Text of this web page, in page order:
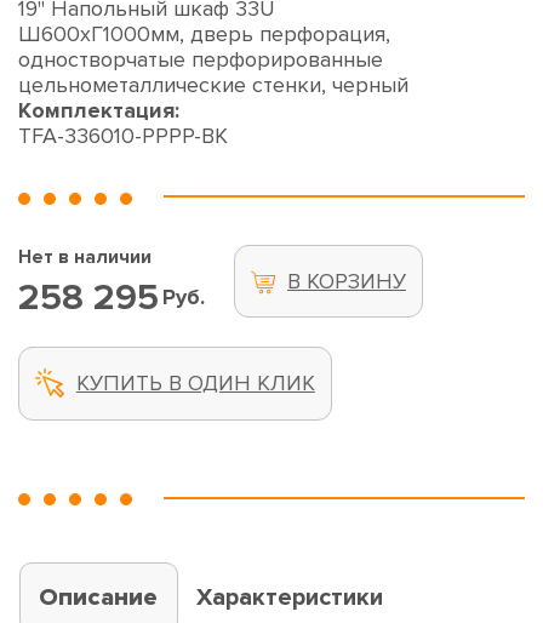
19" Напольный шкаф 33U
Ш600хГ1000мм, дверь перфорация,
одностворчатые перфорированные
цельнометаллические стенки, черный
Комплектация:
TFA-336010-PPPP-BK
Нет в наличии
258 295 Руб.
В КОРЗИНУ
КУПИТЬ В ОДИН КЛИК
Описание Характеристики